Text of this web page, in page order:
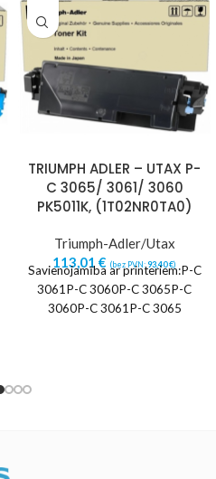
TRIUMPH ADLER – UTAX P-
C 3065/ 3061/ 3060
PK5011K, (1T02NR0TA0)
Triumph-Adler/Utax
113,01€ (bez PVN: 93,40€)
Savienojamība ar printeriem:P-C
3061P-C 3060P-C 3065P-C
3060P-C 3061P-C 3065